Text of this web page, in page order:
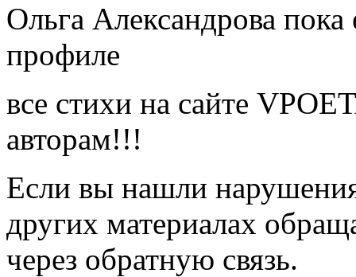
Ольга Александрова
профиле
все стихи на сайте
авторам!!!
Если вы нашли
других материалах
через обратную связь.